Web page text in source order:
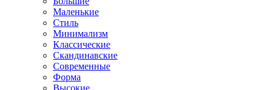
Маленькие
Стиль
Минимализм
Классические
Скандинавские
Современные
Форма
Высокие